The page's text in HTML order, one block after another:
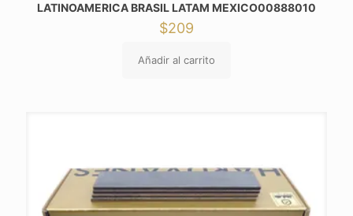
LATINOAMERICA BRASIL LATAM MEXICO00888010
$209
Añadir al carrito